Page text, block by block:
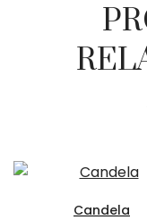
Candela